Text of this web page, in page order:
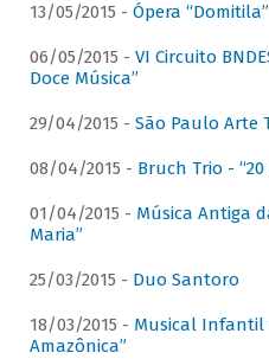
13/05/2015 - Ópera “Domitila”
06/05/2015 - VI Circuito
Doce Música”
29/04/2015 - São Paulo Arte
08/04/2015 - Bruch Trio - “20
01/04/2015 - Música Antiga
Maria”
25/03/2015 - Duo Santoro
18/03/2015 - Musical Infantil
Amazônica”